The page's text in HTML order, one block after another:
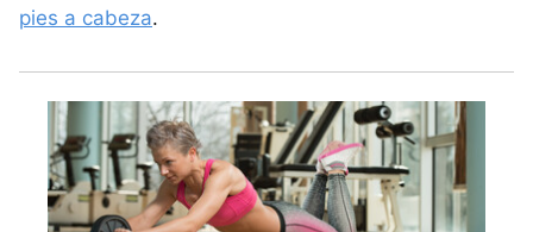
pies a cabeza.